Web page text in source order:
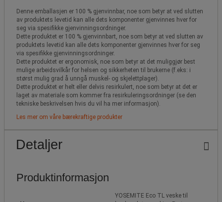
Denne emballasjen er 100 % gjenvinnbar, noe som betyr at ved slutten
av produktets levetid kan alle dets komponenter gjenvinnes hver for
seg via spesifikke gjenvinningsordninger.
Dette produktet er 100 % gjenvinnbart, noe som betyr at ved slutten av
produktets levetid kan alle dets komponenter gjenvinnes hver for seg
via spesifikke gjenvinningsordninger.
Dette produktet er ergonomisk, noe som betyr at det muliggjør best
mulige arbeidsvilkår for helsen og sikkerheten til brukerne (f.eks: i
størst mulig grad å unngå muskel- og skjelettplager).
Dette produktet er helt eller delvis resirkulert, noe som betyr at det er
laget av materiale som kommer fra resirkuleringsordninger (se den
tekniske beskrivelsen hvis du vil ha mer informasjon).
Les mer om våre bærekraftige produkter
Detaljer
Produktinformasjon
YOSEMITE Eco TL veske til